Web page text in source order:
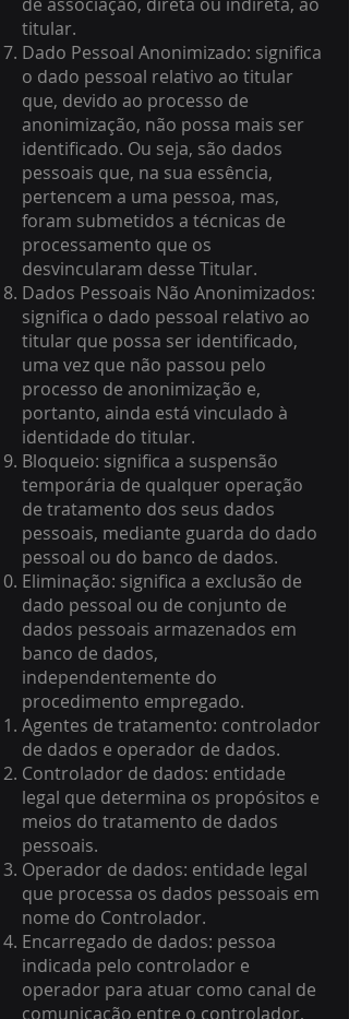
titular.
Dado Pessoal Anonimizado: significa
o dado pessoal relativo ao titular
que, devido ao processo de
anonimização, não possa mais ser
identificado. Ou seja, são dados
pessoais que, na sua essência,
pertencem a uma pessoa, mas,
foram submetidos a técnicas de
processamento que os
desvincularam desse Titular.
Dados Pessoais Não Anonimizados:
significa o dado pessoal relativo ao
titular que possa ser identificado,
uma vez que não passou pelo
processo de anonimização e,
portanto, ainda está vinculado à
identidade do titular.
Bloqueio: significa a suspensão
temporária de qualquer operação
de tratamento dos seus dados
pessoais, mediante guarda do dado
pessoal ou do banco de dados.
Eliminação: significa a exclusão de
dado pessoal ou de conjunto de
dados pessoais armazenados em
banco de dados,
independentemente do
procedimento empregado.
Agentes de tratamento: controlador
de dados e operador de dados.
Controlador de dados: entidade
legal que determina os propósitos e
meios do tratamento de dados
pessoais.
Operador de dados: entidade legal
que processa os dados pessoais em
nome do Controlador.
Encarregado de dados: pessoa
indicada pelo controlador e
operador para atuar como canal de
comunicação entre o controlador,